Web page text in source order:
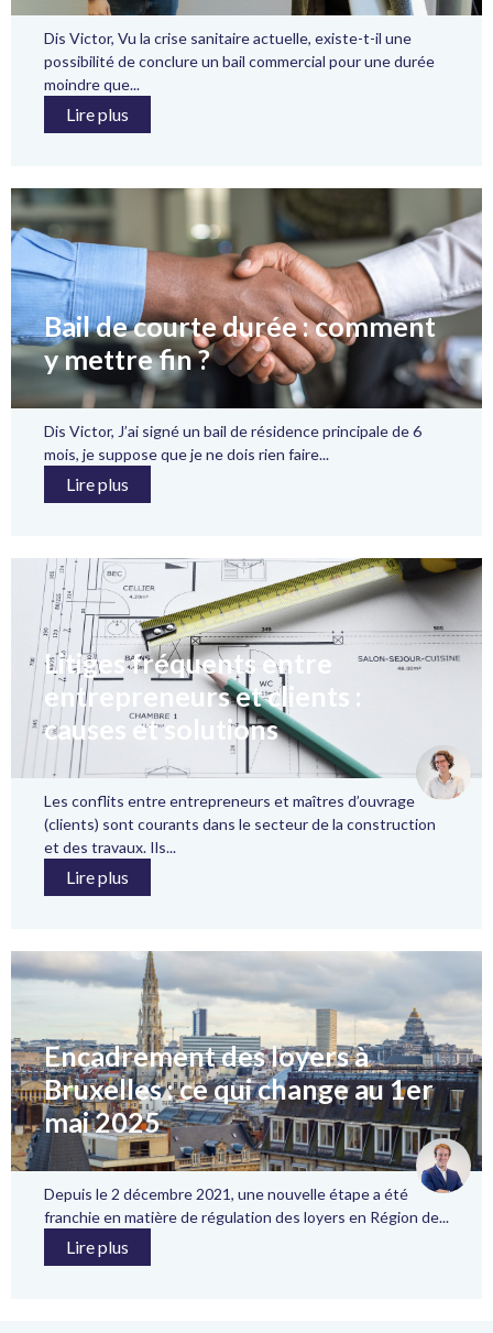
Dis Victor, Vu la crise sanitaire actuelle, existe-t-il une
possibilité de conclure un bail commercial pour une durée
moindre que...
Lire plus
Bail de courte durée : comment
y mettre fin ?
Dis Victor, J’ai signé un bail de résidence principale de 6
mois, je suppose que je ne dois rien faire...
Lire plus
Litiges fréquents entre
entrepreneurs et clients :
causes et solutions
Les conflits entre entrepreneurs et maîtres d’ouvrage
(clients) sont courants dans le secteur de la construction
et des travaux. Ils...
Lire plus
Encadrement des loyers à
Bruxelles : ce qui change au 1er
mai 2025
Depuis le 2 décembre 2021, une nouvelle étape a été
franchie en matière de régulation des loyers en Région de...
Lire plus